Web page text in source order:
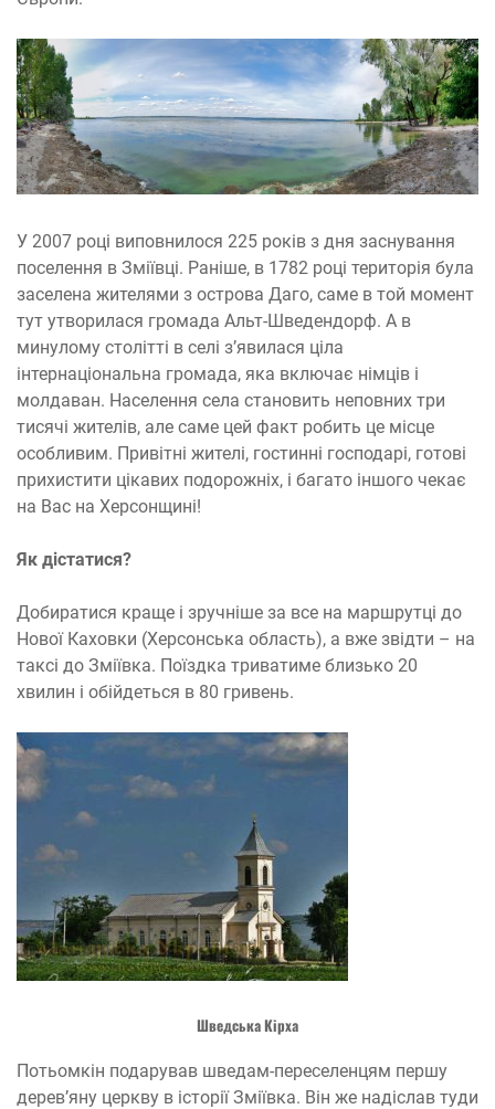
У 2007 році виповнилося 225 років з дня заснування
поселення в Зміївці. Раніше, в 1782 році територія була
заселена жителями з острова Даго, саме в той момент
тут утворилася громада Альт-Шведендорф. А в
минулому столітті в селі з’явилася ціла
інтернаціональна громада, яка включає німців і
молдаван. Населення села становить неповних три
тисячі жителів, але саме цей факт робить це місце
особливим. Привітні жителі, гостинні господарі, готові
прихистити цікавих подорожніх, і багато іншого чекає
на Вас на Херсонщині!
Як дістатися?
Добиратися краще і зручніше за все на маршрутці до
Нової Каховки (Херсонська область), а вже звідти – на
таксі до Зміївка. Поїздка триватиме близько 20
хвилин і обійдеться в 80 гривень.
Шведська Кірха
Потьомкін подарував шведам-переселенцям першу
дерев’яну церкву в історії Зміївка. Він же надіслав туди